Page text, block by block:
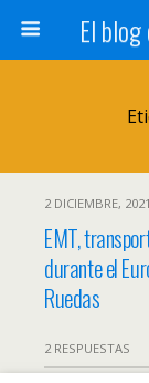
2 DICIEMBRE, 2021
EMT,
durante el
Ruedas
2 RESPUESTAS